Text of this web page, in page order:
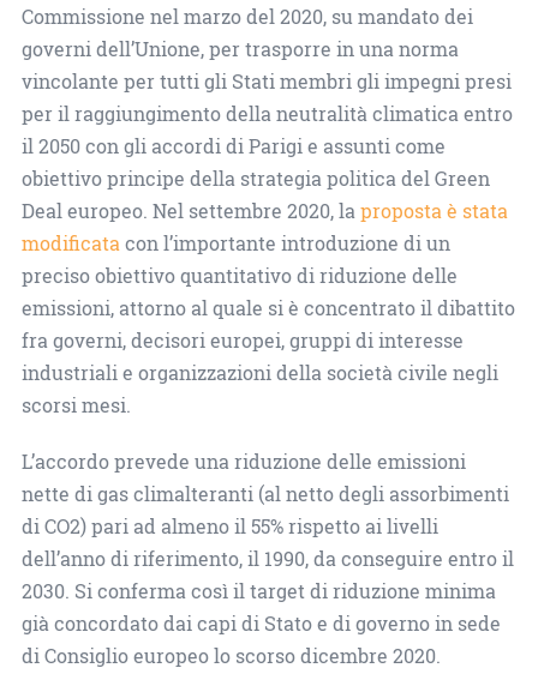
Commissione nel marzo del 2020, su mandato dei
governi dell’Unione, per trasporre in una norma
vincolante per tutti gli Stati membri gli impegni presi
per il raggiungimento della neutralità climatica entro
il 2050 con gli accordi di Parigi e assunti come
obiettivo principe della strategia politica del Green
Deal europeo. Nel settembre 2020, laproposta è stata
modificatacon l’importante introduzione di un
preciso obiettivo quantitativo di riduzione delle
emissioni, attorno al quale si è concentrato il dibattito
fra governi, decisori europei, gruppi di interesse
industriali e organizzazioni della società civile negli
scorsi mesi.
L’accordo prevede una riduzione delle emissioni
nette di gas climalteranti (al netto degli assorbimenti
di CO2) pari ad almeno il 55% rispetto ai livelli
dell’anno di riferimento, il 1990, da conseguire entro il
2030. Si conferma così il target di riduzione minima
già concordato dai capi di Stato e di governo in sede
di Consiglio europeo lo scorso dicembre 2020.